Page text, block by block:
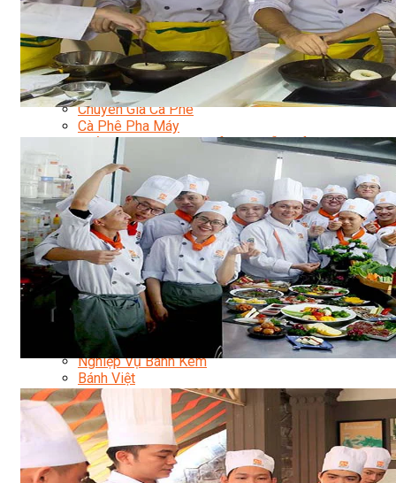
Nghiệp Vụ Bartender Chuyên Nghiệp
Nghiệp Vụ Barista Chuyên Nghiệp
Nghiệp Vụ Flair Bartending Chuyên Nghiệp
Nghiệp Vụ Pha Chế Đặc Biệt
Nghiệp Vụ Pha Chế Tổng Hợp
Nghiệp Vụ Quản Lý Bar
Chuyên Gia Cà Phê
Cà Phê Pha Máy
Khởi Sự Kinh Doanh Cafe – Chuỗi Cafe
Bí Quyết Khởi Nghiệp Mô Hình Đồ Uống
Kinh Doanh Mô Hình Đồ Uống Thịnh Hành
Kinh Doanh Chuỗi Và Nhượng Quyền
Tiếng Anh Chuyên Ngành Pha Chế
Học Làm Kem
Học Pha Chế Trà Sữa
Chuyên Đề Pha Chế
Video Dạy Pha Chế
Làm Bánh
Nghiệp Vụ Bếp Trưởng Bếp Bánh
Nghiệp Vụ Bếp Bánh Quốc Tế
Nghiệp Vụ Quản Lý Bếp Bánh
Nghiệp Vụ Bánh Kem
Bánh Việt
Bánh Nhật
Bánh Mì Nâng Cao
Bánh Đài Loan
Bánh Ngắn Hạn
Bánh Kinh Doanh
Handmade Mini Cake